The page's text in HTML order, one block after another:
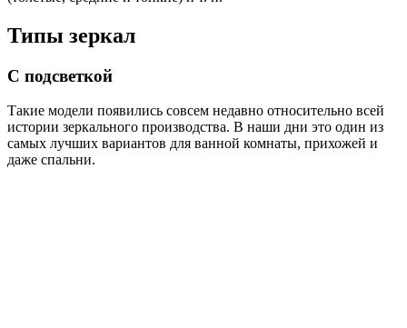
Типы зеркал
С подсветкой
Такие модели появились совсем недавно относительно всей
истории зеркального производства. В наши дни это один из
самых лучших вариантов для ванной комнаты, прихожей и
даже спальни.